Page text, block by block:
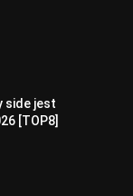
side jest
[TOP8]